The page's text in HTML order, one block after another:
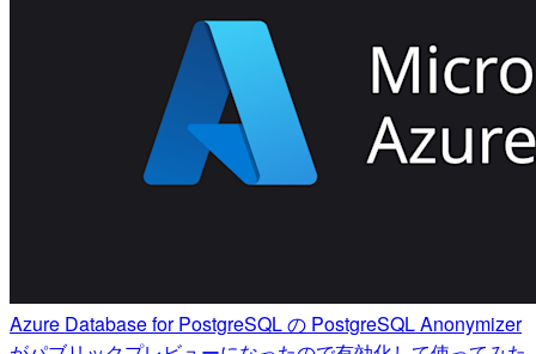
Azure Database for PostgreSQL の PostgreSQL Anonymizer